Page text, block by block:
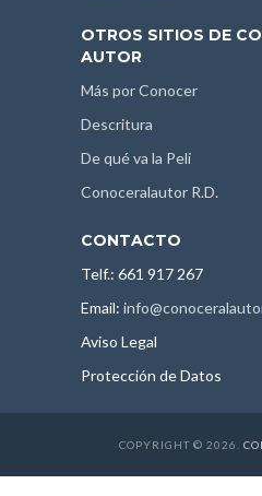
OTROS SITIOS DE
AUTOR
Más por Conocer
Descritura
De qué va la Peli
Conoceralautor R.D.
CONTACTO
Telf.: 661 917 267
Email:
Aviso Legal
Protección de Datos
COPYRIGHT © 2026.